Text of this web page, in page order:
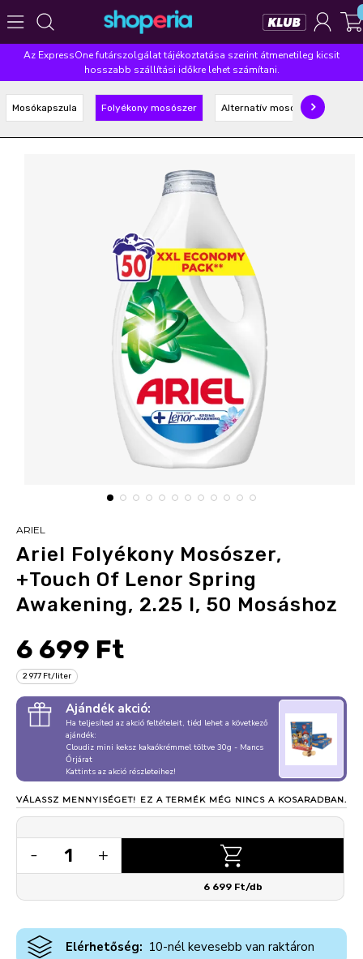
Népszerű kategóriák
Szépségápolás Élelmiszer Mosás Mosogatás
Takarítás Baba-mama Háztartás
Finish Violeta
ariel lenor finish pampers
Az ExpressOne futárszolgálat tájékoztatása szerint átmenetileg kicsit
hosszabb szállítási időkre lehet számítani.
Mosókapszula Folyékony mosószer Alternatív mosószer
ARIEL
Ariel Folyékony Mosószer,
+Touch Of Lenor Spring
Awakening, 2.25 l, 50 Mosáshoz
6 699 Ft
2 977 Ft/liter
Ajándék akció:
Ha teljesíted az akció feltételeit, tiéd lehet a következő
ajándék:
Cloudiz mini keksz kakaókrémmel töltve 30g - Mancs
Őrjárat
Kattints az akció részleteihez!
VÁLASSZ MENNYISÉGET! EZ A TERMÉK MÉG NINCS A KOSARADBAN.
- 1 +
6 699 Ft/db
Elérhetőség: 10-nél kevesebb van raktáron